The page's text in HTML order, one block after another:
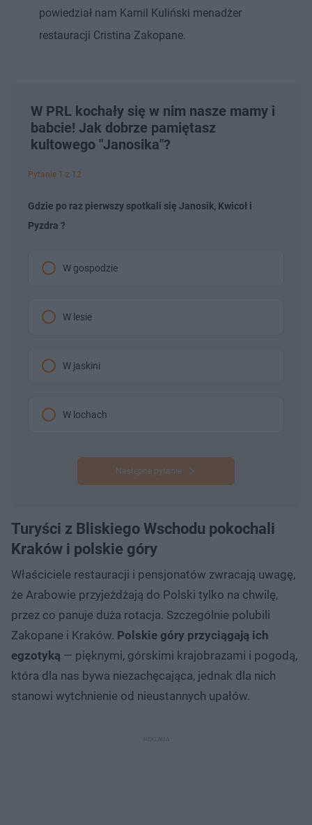
powiedział nam Kamil Kuliński menadżer
restauracji Cristina Zakopane.
W PRL kochały się w nim nasze mamy i
babcie! Jak dobrze pamiętasz
kultowego "Janosika"?
Pytanie 1 z 12
Gdzie po raz pierwszy spotkali się Janosik, Kwicoł i
Pyzdra ?
W gospodzie
W lesie
W jaskini
W lochach
Następne pytanie
Turyści z Bliskiego Wschodu pokochali
Kraków i polskie góry
Właściciele restauracji i pensjonatów zwracają uwagę,
że Arabowie przyjeżdżają do Polski tylko na chwilę,
przez co panuje duża rotacja. Szczególnie polubili
Zakopane i Kraków. Polskie góry przyciągają ich
egzotyką — pięknymi, górskimi krajobrazami i pogodą,
która dla nas bywa niezachęcająca, jednak dla nich
stanowi wytchnienie od nieustannych upałów.